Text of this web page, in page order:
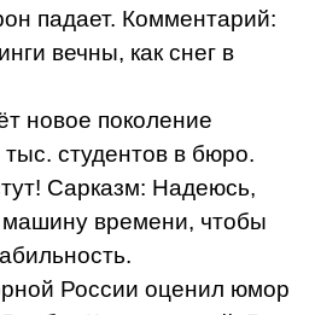
падает. Комментарий:
вечны, как снег в
новое поколение
студентов в бюро.
Сарказм: Надеюсь,
машину времени, чтобы
России оценил юмор